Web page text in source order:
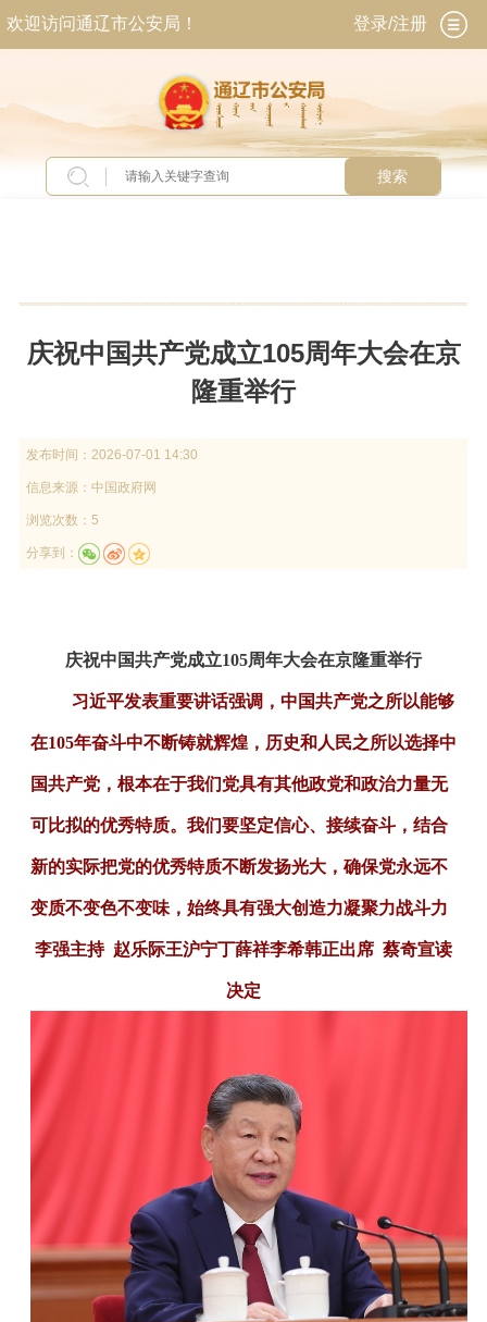
欢迎访问通辽市公安局！ 登录/注册
搜索
庆祝中国共产党成立105周年大会在京
隆重举行
发布时间： 2026-07-01 14:30
信息来源： 中国政府网
浏览次数：5
分享到：
庆祝中国共产党成立105周年大会在京隆重举行
习近平发表重要讲话强调，中国共产党之所以能够
在105年奋斗中不断铸就辉煌，历史和人民之所以选择中
国共产党，根本在于我们党具有其他政党和政治力量无
可比拟的优秀特质。我们要坚定信心、接续奋斗，结合
新的实际把党的优秀特质不断发扬光大，确保党永远不
变质不变色不变味，始终具有强大创造力凝聚力战斗力
李强主持 赵乐际王沪宁丁薛祥李希韩正出席 蔡奇宣读
决定